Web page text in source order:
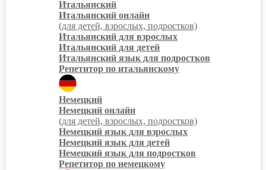
Итальянский
Итальянский онлайн
(для детей, взрослых, подростков)
Итальянский для взрослых
Итальянский для детей
Итальянский язык для подростков
Репетитор по итальянскому
Немецкий
Немецкий онлайн
(для детей, взрослых, подростков)
Немецкий язык для взрослых
Немецкий язык для детей
Немецкий язык для подростков
Репетитор по немецкому